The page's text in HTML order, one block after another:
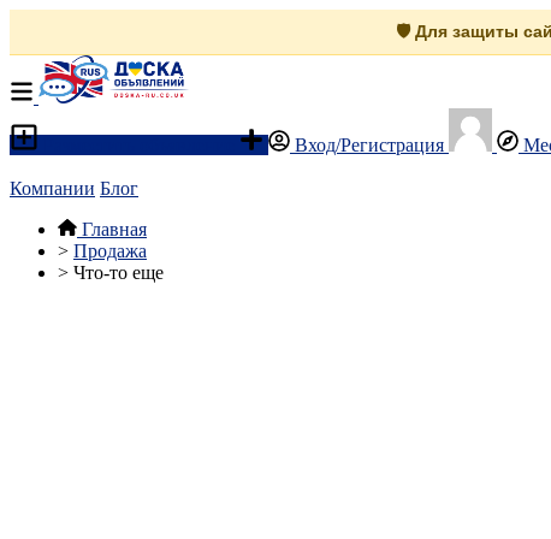
🛡️ Для защиты
Вход/Регистрация
Компании Блог
Главная
> Продажа
> Что-то еще